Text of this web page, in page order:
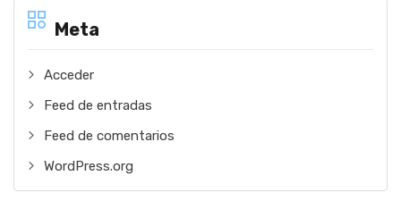
Meta
Acceder
Feed de entradas
Feed de comentarios
WordPress.org